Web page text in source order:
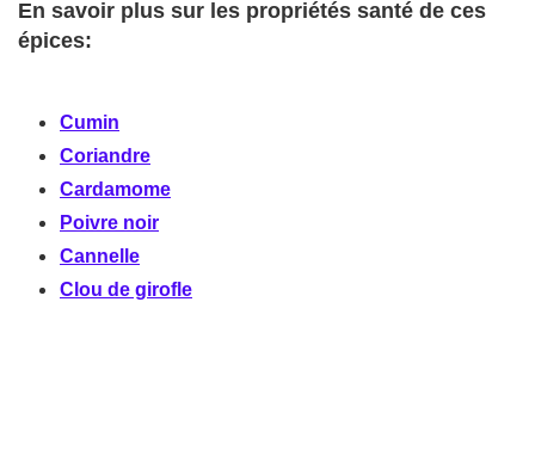
En savoir plus sur les propriétés santé de ces
épices:
Cumin
Coriandre
Cardamome
Poivre noir
Cannelle
Clou de girofle